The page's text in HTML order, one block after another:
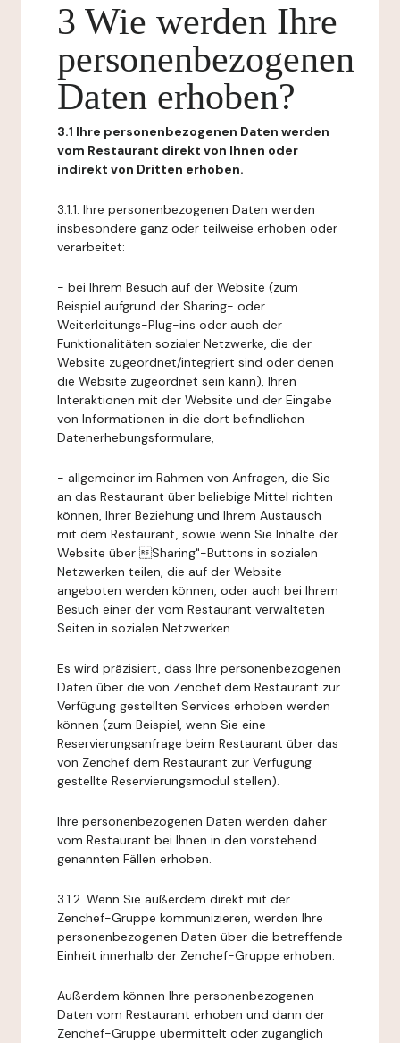
3 Wie werden Ihre
personenbezogenen
Daten erhoben?
3.1 Ihre personenbezogenen Daten werden
vom Restaurant direkt von Ihnen oder
indirekt von Dritten erhoben.
3.1.1. Ihre personenbezogenen Daten werden
insbesondere ganz oder teilweise erhoben oder
verarbeitet:
- bei Ihrem Besuch auf der Website (zum
Beispiel aufgrund der Sharing- oder
Weiterleitungs-Plug-ins oder auch der
Funktionalitäten sozialer Netzwerke, die der
Website zugeordnet/integriert sind oder denen
die Website zugeordnet sein kann), Ihren
Interaktionen mit der Website und der Eingabe
von Informationen in die dort befindlichen
Datenerhebungsformulare,
- allgemeiner im Rahmen von Anfragen, die Sie
an das Restaurant über beliebige Mittel richten
können, Ihrer Beziehung und Ihrem Austausch
mit dem Restaurant, sowie wenn Sie Inhalte der
Website über Sharing"-Buttons in sozialen
Netzwerken teilen, die auf der Website
angeboten werden können, oder auch bei Ihrem
Besuch einer der vom Restaurant verwalteten
Seiten in sozialen Netzwerken.
Es wird präzisiert, dass Ihre personenbezogenen
Daten über die von Zenchef dem Restaurant zur
Verfügung gestellten Services erhoben werden
können (zum Beispiel, wenn Sie eine
Reservierungsanfrage beim Restaurant über das
von Zenchef dem Restaurant zur Verfügung
gestellte Reservierungsmodul stellen).
Ihre personenbezogenen Daten werden daher
vom Restaurant bei Ihnen in den vorstehend
genannten Fällen erhoben.
3.1.2. Wenn Sie außerdem direkt mit der
Zenchef-Gruppe kommunizieren, werden Ihre
personenbezogenen Daten über die betreffende
Einheit innerhalb der Zenchef-Gruppe erhoben.
Außerdem können Ihre personenbezogenen
Daten vom Restaurant erhoben und dann der
Zenchef-Gruppe übermittelt oder zugänglich